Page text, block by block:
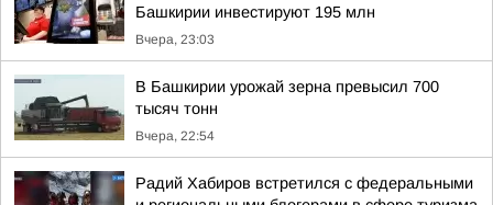
Башкирии инвестируют 195 млн
Вчера, 23:03
В Башкирии урожай зерна превысил 700
тысяч тонн
Вчера, 22:54
Радий Хабиров встретился с федеральными